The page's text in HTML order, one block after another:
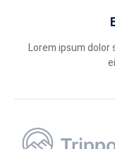
Lorem ipsum dolor